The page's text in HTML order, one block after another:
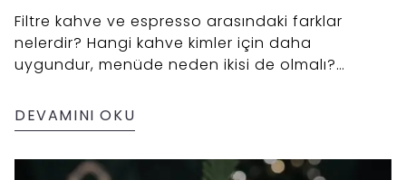
Filtre kahve ve espresso arasındaki farklar
nelerdir? Hangi kahve kimler için daha
uygundur, menüde neden ikisi de olmalı?
kafe menüsü stratejileriyle Kahve Diyarı
rehberinde yanıt buluyor.
DEVAMINI OKU